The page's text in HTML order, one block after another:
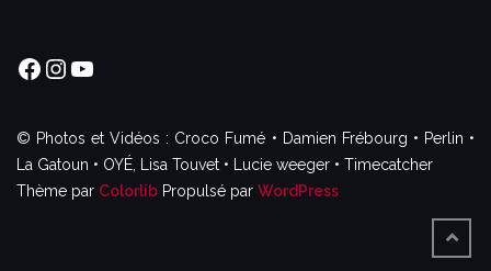
Facebook
Instagram
YouTube
© Photos et Vidéos : Croco Fumé • Damien Frébourg • Perlin •
La Gatoun • OYÉ, Lisa Touvet • Lucie weeger • Timecatcher
Thème par Colorlib Propulsé par WordPress